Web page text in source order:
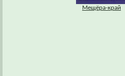
Мещёра-край